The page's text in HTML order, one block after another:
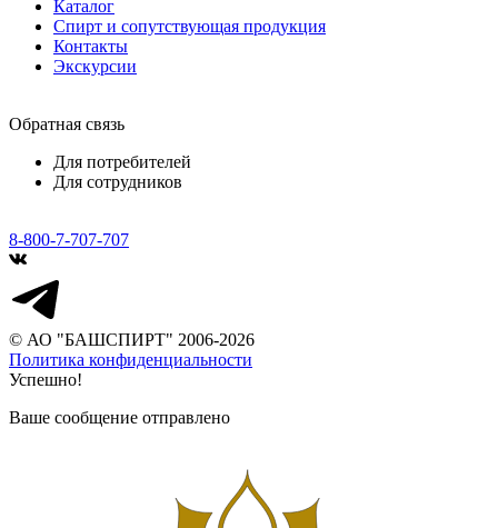
Каталог
Спирт и сопутствующая продукция
Контакты
Экскурсии
Обратная связь
Для потребителей
Для сотрудников
8-800-7-707-707
© АО "БАШСПИРТ" 2006-2026
Политика конфиденциальности
Успешно!
Ваше сообщение отправлено